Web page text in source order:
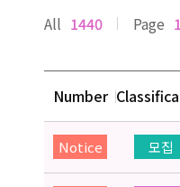
All 1440 Page
Number
Notice 모집